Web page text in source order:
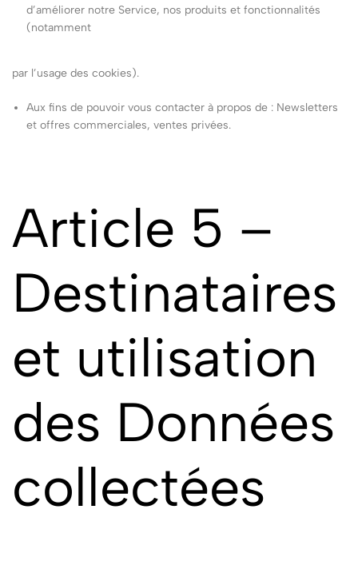
d’améliorer notre Service, nos produits et fonctionnalités
(notamment
par l’usage des cookies).
Aux fins de pouvoir vous contacter à propos de : Newsletters
et offres commerciales, ventes privées.
Article 5 –
Destinataires
et utilisation
des Données
collectées